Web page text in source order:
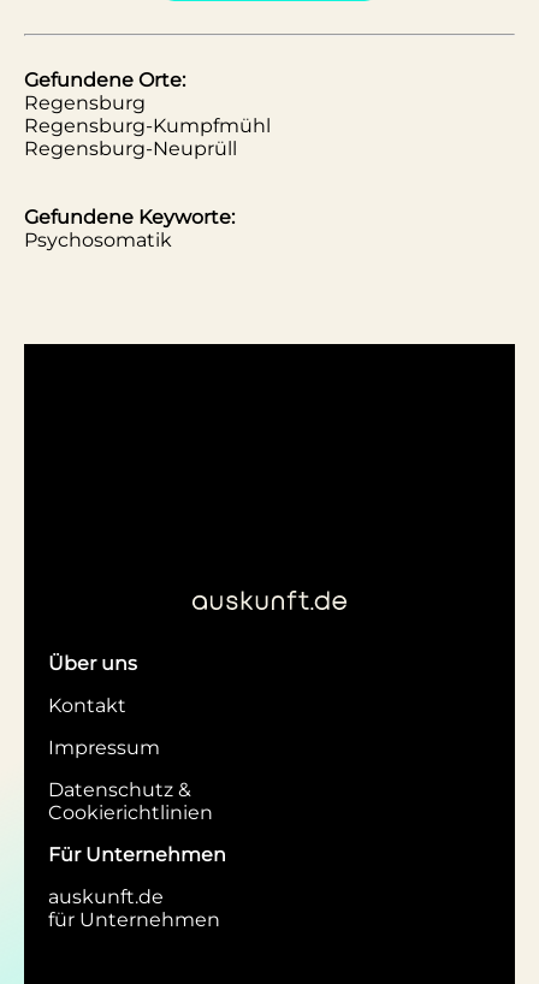
Gefundene Orte:
Regensburg
Regensburg-Kumpfmühl
Regensburg-Neuprüll
Gefundene Keyworte:
Psychosomatik
Über uns
Kontakt
Impressum
Datenschutz &
Cookierichtlinien
Für Unternehmen
auskunft.de
für Unternehmen